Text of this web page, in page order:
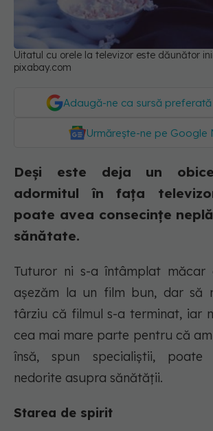
Uitatul cu orele la televizor este dăunător
pixabay.com
Adaugă-ne ca sursă
Urmărește-ne pe Google
Deși este deja un
adormitul în fața
poate avea consecințe
sănătate.
Tuturor ni s-a întâmplat
așezăm la un film bun, dar să
târziu că filmul s-a terminat, iar
cea mai mare parte pentru că
însă, spun specialiștii, poate
nedorite asupra sănătății.
Starea de spirit